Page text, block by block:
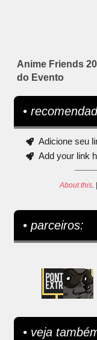
Anime Friends
do Evento
•
Adicione seu
Add your link
About this.
• parceiros:
• veja